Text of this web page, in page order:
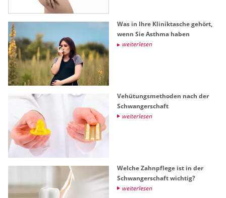
Was in Ihre Kli­nik­ta­sche ge­hört,
wenn Sie Asth­ma haben
wei­ter­le­sen
Ve­hü­tungs­me­tho­den nach der
Schwan­ger­schaft
wei­ter­le­sen
Wel­che Zahn­pfle­ge ist in der
Schwan­ger­schaft wich­tig?
wei­ter­le­sen